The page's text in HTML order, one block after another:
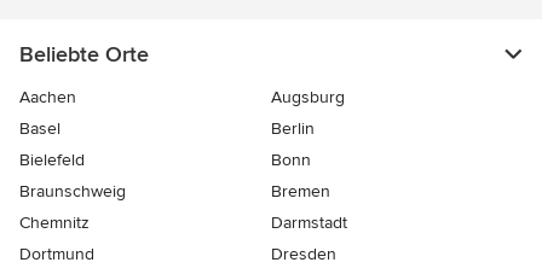
Beliebte Orte
Aachen
Augsburg
Basel
Berlin
Bielefeld
Bonn
Braunschweig
Bremen
Chemnitz
Darmstadt
Dortmund
Dresden